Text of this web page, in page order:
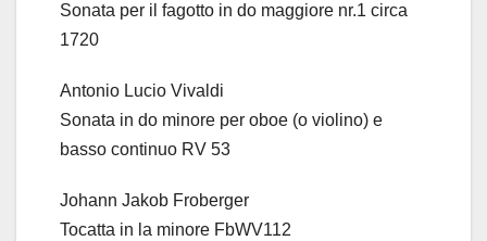
Sonata per il fagotto in do maggiore nr.1 circa
1720
Antonio Lucio Vivaldi
Sonata in do minore per oboe (o violino) e
basso continuo RV 53
Johann Jakob Froberger
Tocatta in la minore FbWV112